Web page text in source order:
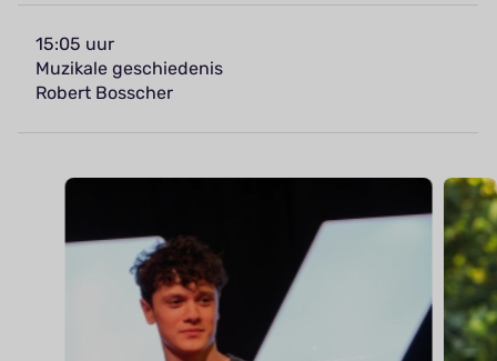
15:05 uur
Muzikale geschiedenis
Robert Bosscher